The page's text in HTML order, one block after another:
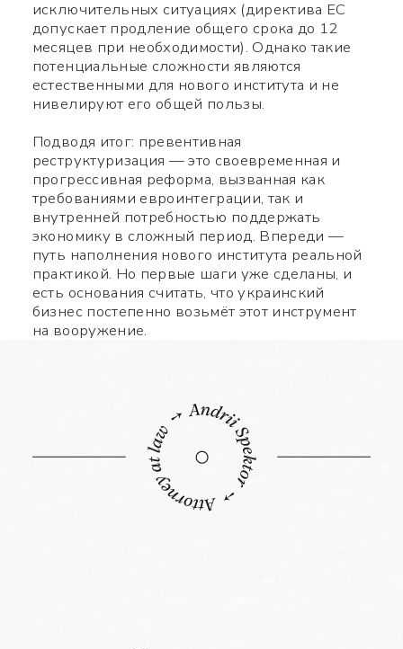
исключительных ситуациях (директива ЕС
допускает продление общего срока до 12
месяцев при необходимости). Однако такие
потенциальные сложности являются
естественными для нового института и не
нивелируют его общей пользы.
Подводя итог: превентивная
реструктуризация — это своевременная и
прогрессивная реформа, вызванная как
требованиями евроинтеграции, так и
внутренней потребностью поддержать
экономику в сложный период. Впереди —
путь наполнения нового института реальной
практикой. Но первые шаги уже сделаны, и
есть основания считать, что украинский
бизнес постепенно возьмёт этот инструмент
на вооружение.
Имя *
Номер телефона *
Какой вопрос Символов: 0/240
Заполните нужные поля
чтобы считать QR-code,
после чего сможете
добавить меня в контакты.